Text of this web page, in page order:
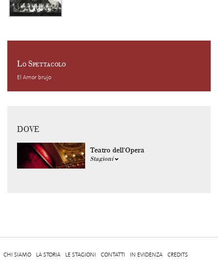
Lo Spettacolo
El Amor brujo
DOVE
Teatro dell'Opera
Stagioni
CHI SIAMO LA STORIA LE STAGIONI CONTATTI IN EVIDENZA CREDITS